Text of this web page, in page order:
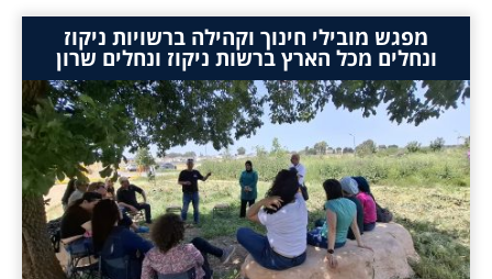
מפגש מובילי חינוך וקהילה ברשויות ניקוז
ונחלים מכל הארץ ברשות ניקוז ונחלים שרון